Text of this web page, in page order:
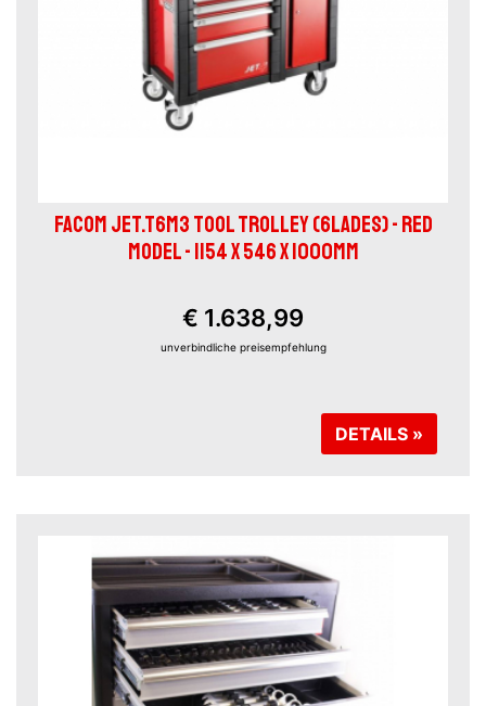
FACOM JET.T6M3 TOOL TROLLEY (6LADES) - RED
MODEL - 1154 X 546 X 1000MM
€ 1.638,99
unverbindliche preisempfehlung
DETAILS »